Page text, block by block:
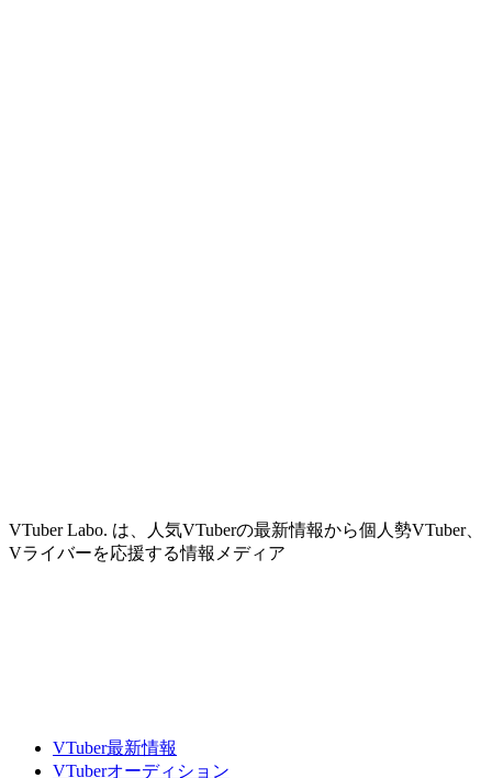
VTuber Labo. は、人気VTuberの最新情報から個人勢VTuber、
Vライバーを応援する情報メディア
VTuber最新情報
VTuberオーディション